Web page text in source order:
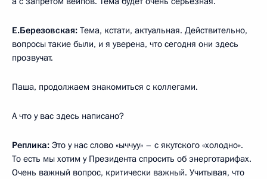
Е.Березовская: Тема, кстати, актуальная. Действительно,
вопросы такие были, и я уверена, что сегодня они здесь
прозвучат.
Паша, продолжаем знакомиться с коллегами.
А что у вас здесь написано?
Реплика: Это у нас слово «ыччуу» – с якутского «холодно».
То есть мы хотим у Президента спросить об энерготарифах.
Очень важный вопрос, критически важный. Учитывая, что